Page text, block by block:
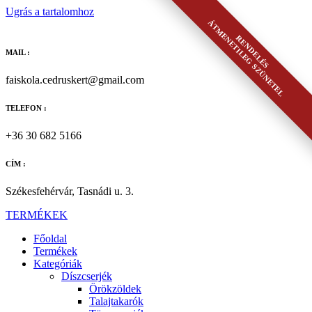
RENDELÉS
ÁTMENETILEG SZÜNETEL
Ugrás a tartalomhoz
MAIL :
faiskola.cedruskert@gmail.com
TELEFON :
+36 30 682 5166
CÍM :
Székesfehérvár, Tasnádi u. 3.
TERMÉKEK
Főoldal
Termékek
Kategóriák
Díszcserjék
Örökzöldek
Talajtakarók